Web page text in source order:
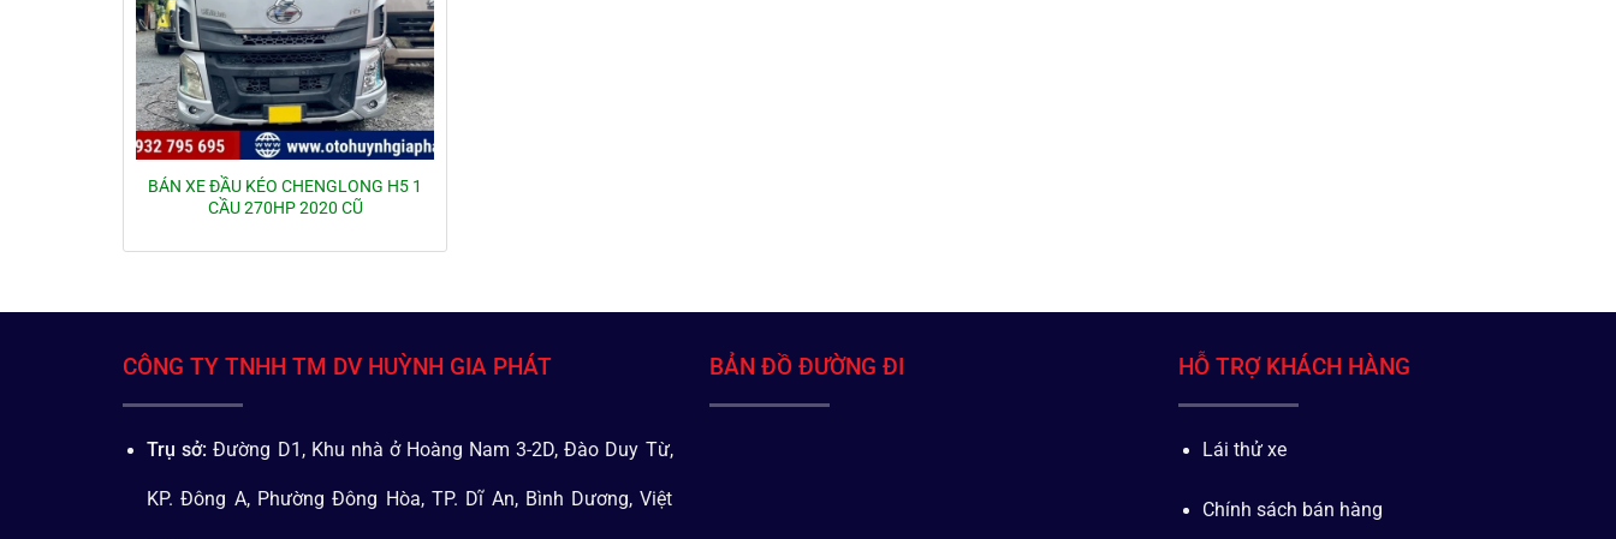
BÁN XE ĐẦU KÉO CHENGLONG H5 1
CẦU 270HP 2020 CŨ
CÔNG TY TNHH TM DV HUỲNH GIA PHÁT
Trụ sở: Đường D1, Khu nhà ở Hoàng Nam 3-2D, Đào Duy Từ,
KP. Đông A, Phường Đông Hòa, TP. Dĩ An, Bình Dương, Việt
BẢN ĐỒ ĐƯỜNG ĐI HỖ TRỢ KHÁCH HÀNG
Lái thử xe
Chính sách bán hàng